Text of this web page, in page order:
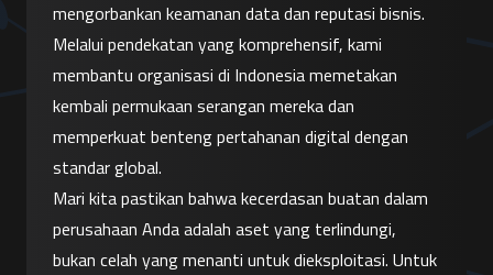
mengorbankan keamanan data dan reputasi bisnis.
Melalui pendekatan yang komprehensif, kami
membantu organisasi di Indonesia memetakan
kembali permukaan serangan mereka dan
memperkuat benteng pertahanan digital dengan
standar global.
Mari kita pastikan bahwa kecerdasan buatan dalam
perusahaan Anda adalah aset yang terlindungi,
bukan celah yang menanti untuk dieksploitasi. Untuk